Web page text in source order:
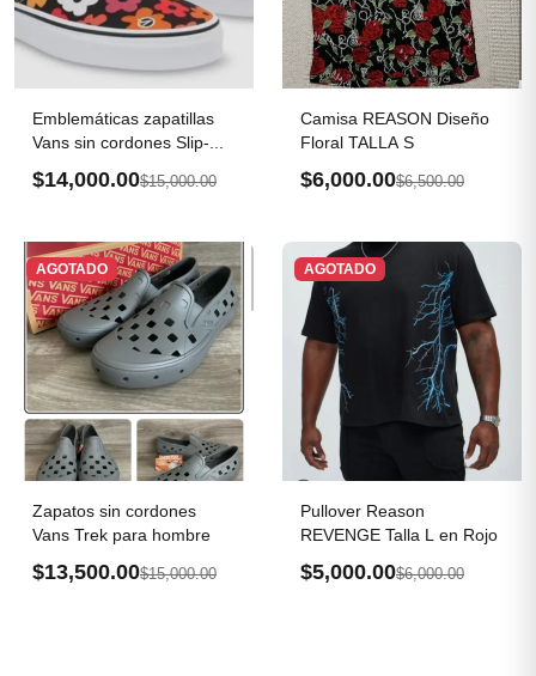
Emblemáticas zapatillas
Vans sin cordones Slip-...
$14,000.00$15,000.00
Camisa REASON Diseño
Floral TALLA S
$6,000.00$6,500.00
AGOTADO
Zapatos sin cordones
Vans Trek para hombre
$13,500.00$15,000.00
AGOTADO
Pullover Reason
REVENGE Talla L en Rojo
$5,000.00$6,000.00